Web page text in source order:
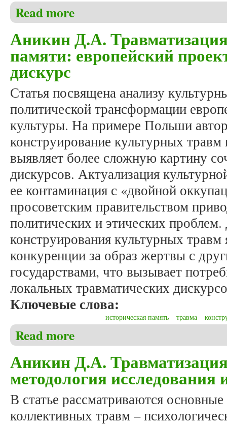
Read more
Аникин Д.А.
памяти: европейский
дискурс
Статья посвящена анализу
политической трансформации
культуры. На примере Польши
конструирование культурных
выявляет более сложную картину
дискурсов. Актуализация
ее контаминация с «двойной
просоветским правительством
политических и этических
конструирования культурных травм
конкуренции за образ жертвы с
государствами, что вызывает
локальных травматических
Ключевые слова:
историческая память травма
Read more
Аникин Д.А.
методология
В статье рассматриваются
коллективных травм –